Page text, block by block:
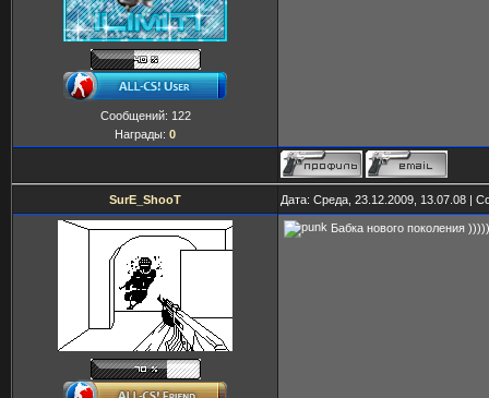
Сообщений: 122
Награды: 0
SurE_ShooT Дата: Среда, 23.12.2009, 13.07.08 |
Бабка нового поколения )))))